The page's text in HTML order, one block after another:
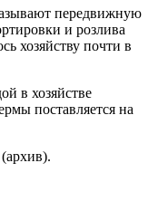
передвижную
и розлива
хозяйству почти в
в хозяйстве
поставляется на